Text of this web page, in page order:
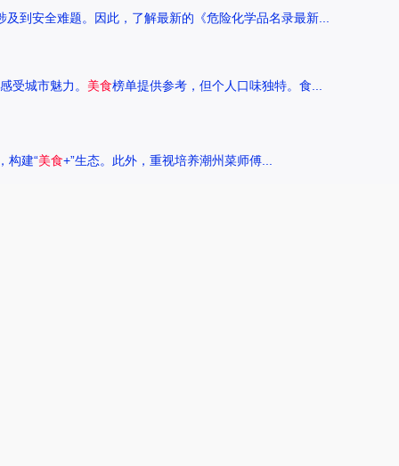
到安全难题。因此，了解最新的《危险化学品名录最新...
受城市魅力。 美食榜单提供参考，但个人口味独特。食...
构建“美食+”生态。此外，重视培养潮州菜师傅...